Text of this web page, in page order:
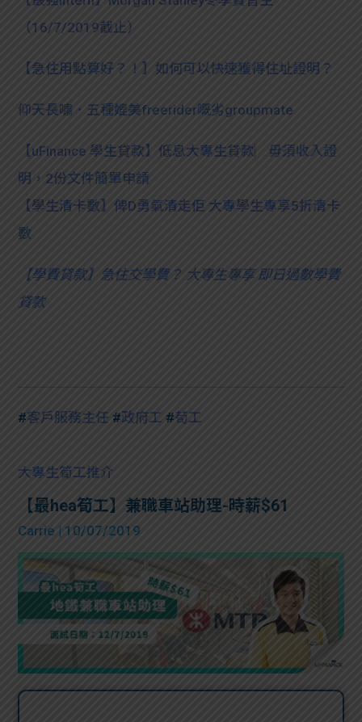
（16/7/2019截止）
【急住用點算好？！】如何可以快速獲得住址證明？
仰天長嘯．五種媲美freerider嘅劣groupmate
【uFinance 學生貸款】低息大專生貸款︳毋須收入證
明，2份文件簡單申請
【學生清卡數】俾D勇氣清走佢 大專學生專享5折清卡
數
【學費貸款】急住交學費？ 大專生專享 即日過數學費
貸款
#客戶服務主任 #政府工 #荀工
大專生筍工推介
【最hea筍工】兼職車站助理-時薪$61
Carrie | 10/07/2019